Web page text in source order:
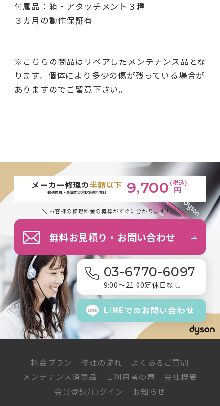
付属品：箱・アタッチメント３種
３カ月の動作保証有
※こちらの商品はリペアしたメンテナンス品とな
ります。個体により多少の傷が残っている場合が
ありますのでご留意下さい。
メーカー修理の半額以下
郵送修理・全国対応/往復送料無料 9,700 円
(税込)
お客様の修理料金の概算がすぐに分かります！
無料お見積り・お問い合わせ
03-6770-6097
9:00～21:00定休日なし
LINEでのお問い合わせ
料金プラン 修理の流れ
よくあるご質問
メンテナンス済商品
ご利用者の声
会社概要
会員登録/ログイン
お知らせ